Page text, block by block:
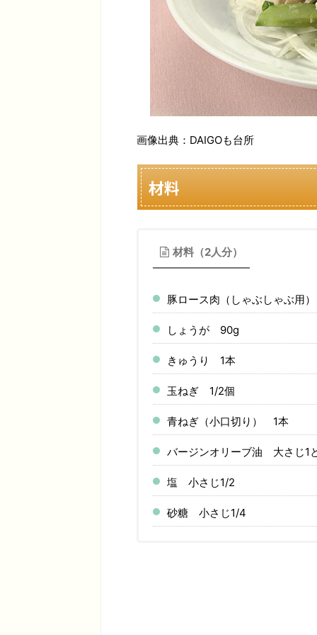
画像出典：DAIGOも台所
材料
材料（2人分）
豚ロース肉（しゃぶしゃぶ用
しょうが 90g
きゅうり 1本
玉ねぎ 1/2個
青ねぎ（小口切り） 1本
バージンオリーブ油 大さじ1
塩 小さじ1/2
砂糖 小さじ1/4